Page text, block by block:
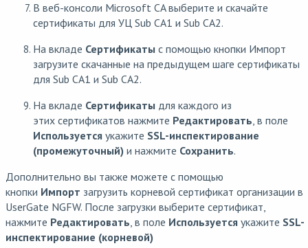
В веб-консоли Microsoft CA выберите и скачайте
сертификаты для УЦ Sub CA1 и Sub CA2.
На вкладе Сертификаты с помощью кнопки Импорт
загрузите скачанные на предыдущем шаге сертификаты
для Sub CA1 и Sub CA2.
На вкладе Сертификаты для каждого из
этих сертификатов нажмите Редактировать, в поле
Используется укажите SSL-инспектирование
(промежуточный) и нажмите Сохранить.
Дополнительно вы также можете с помощью
кнопки Импорт загрузить корневой сертификат организации в
UserGate NGFW. После загрузки выберите сертификат,
нажмите Редактировать, в поле Используется укажите SSL-
инспектирование (корневой)